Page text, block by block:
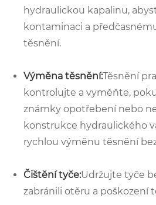
hydraulickou kapalinu,
kontaminaci a
těsnění.
Výměna těsnění:Těsnění
kontrolujte a vyměňte,
známky opotřebení nebo
konstrukce hydraulického
rychlou výměnu těsnění
Čištění tyče:Udržujte tyče
zabránili otěru a poškození